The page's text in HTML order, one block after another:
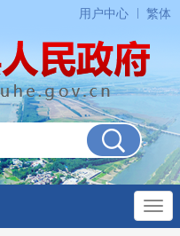
用户中心 繁体